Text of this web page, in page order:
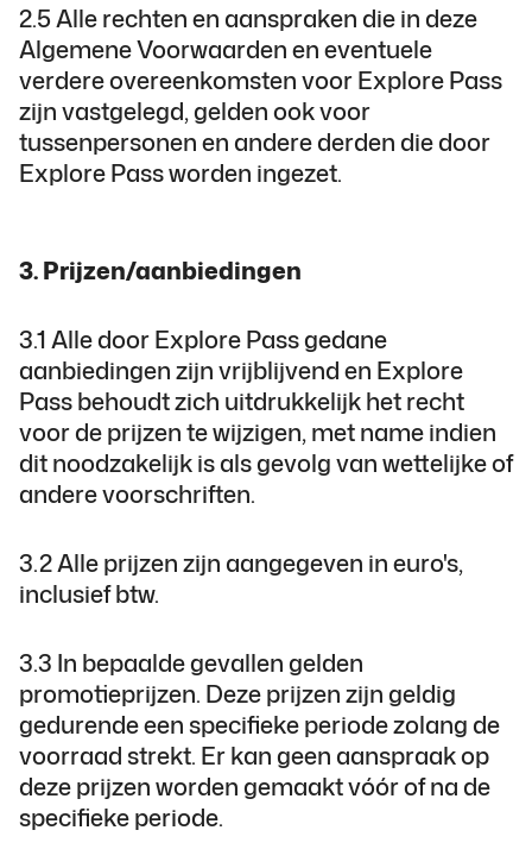
2.5 Alle rechten en aanspraken die in deze
Algemene Voorwaarden en eventuele
verdere overeenkomsten voor Explore Pass
zijn vastgelegd, gelden ook voor
tussenpersonen en andere derden die door
Explore Pass worden ingezet.
3. Prijzen/aanbiedingen
3.1 Alle door Explore Pass gedane
aanbiedingen zijn vrijblijvend en Explore
Pass behoudt zich uitdrukkelijk het recht
voor de prijzen te wijzigen, met name indien
dit noodzakelijk is als gevolg van wettelijke of
andere voorschriften.
3.2 Alle prijzen zijn aangegeven in euro's,
inclusief btw.
3.3 In bepaalde gevallen gelden
promotieprijzen. Deze prijzen zijn geldig
gedurende een specifieke periode zolang de
voorraad strekt. Er kan geen aanspraak op
deze prijzen worden gemaakt vóór of na de
specifieke periode.